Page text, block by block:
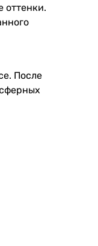
оттенки.
После
в